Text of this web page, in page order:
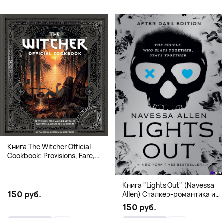
Книга The Witcher Official
Cookbook: Provisions, Fare,
150 руб.
Книга "Lights Out" (Navessa
Allen) Сталкер-романтика и
человек в маске (18+)
150 руб.